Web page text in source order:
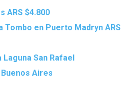
ARS $4.800
Tombo en Puerto Madryn ARS
Laguna San Rafael
Aires